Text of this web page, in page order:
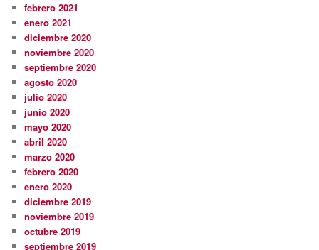
febrero 2021
enero 2021
diciembre 2020
noviembre 2020
septiembre 2020
agosto 2020
julio 2020
junio 2020
mayo 2020
abril 2020
marzo 2020
febrero 2020
enero 2020
diciembre 2019
noviembre 2019
octubre 2019
septiembre 2019